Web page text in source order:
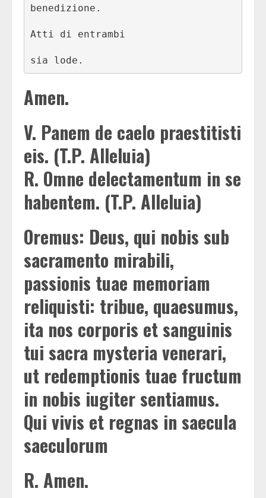
benedizione.
Atti di entrambi
sia lode.
Amen.
V. Panem de caelo praestitisti
eis. (T.P. Alleluia)
R. Omne delectamentum in se
habentem. (T.P. Alleluia)
Oremus: Deus, qui nobis sub
sacramento mirabili,
passionis tuae memoriam
reliquisti: tribue, quaesumus,
ita nos corporis et sanguinis
tui sacra mysteria venerari,
ut redemptionis tuae fructum
in nobis iugiter sentiamus.
Qui vivis et regnas in saecula
saeculorum
R. Amen.